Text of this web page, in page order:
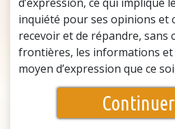
inquiété pour ses opinions et
recevoir et de répandre, sans
frontières, les informations et
moyen d’expression que ce
Continuer